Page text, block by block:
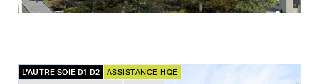
L’AUTRE SOIE D1 D2
ASSISTANCE HQE